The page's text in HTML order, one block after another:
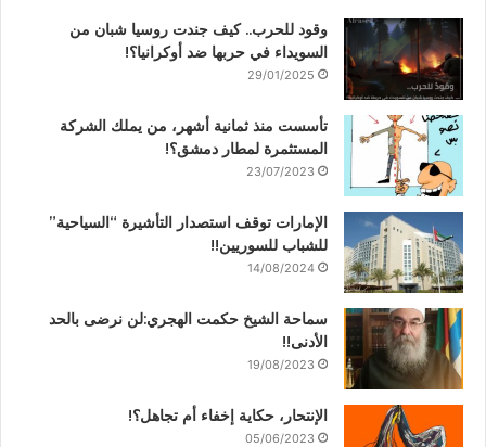
وقود للحرب.. كيف جندت روسيا شبان من
السويداء في حربها ضد أوكرانيا؟!
29/01/2025
تأسست منذ ثمانية أشهر، من يملك الشركة
المستثمرة لمطار دمشق؟!
23/07/2023
الإمارات توقف استصدار التأشيرة “السياحية”
للشباب للسوريين!!
14/08/2024
سماحة الشيخ حكمت الهجري:لن نرضى بالحد
الأدنى!!
19/08/2023
الإنتحار، حكاية إخفاء أم تجاهل؟!
05/06/2023